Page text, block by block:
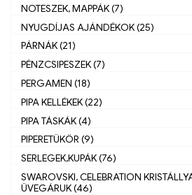
NOTESZEK, MAPPÁK (7)
NYUGDÍJAS AJÁNDÉKOK (25)
PÁRNÁK (21)
PÉNZCSIPESZEK (7)
PERGAMEN (18)
PIPA KELLÉKEK (22)
PIPA TÁSKÁK (4)
PIPERETÜKÖR (9)
SERLEGEK,KUPÁK (76)
SWAROVSKI, CELEBRATION
ÜVEGÁRUK (46)